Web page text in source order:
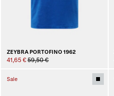
ZEYBRA PORTOFINO 1962
41,65 € 59,50 €
Sale